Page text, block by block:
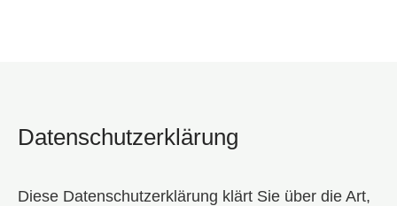
Datenschutzerklärung
Diese Datenschutzerklärung klärt Sie über die Art,